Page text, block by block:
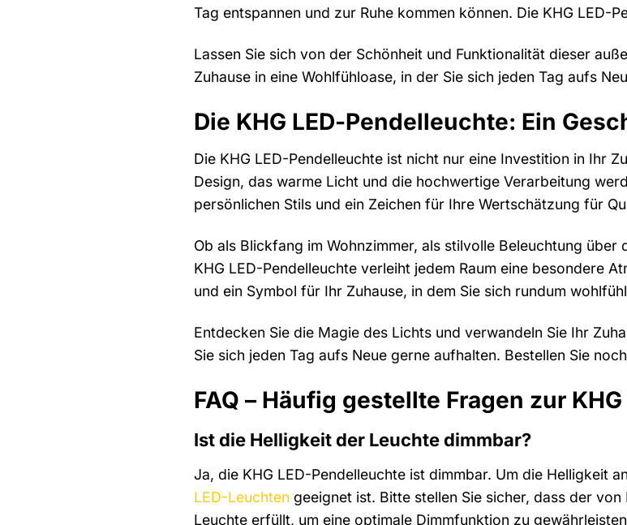
Tag entspannen und zur Ruhe kommen können. Die KHG
Lassen Sie sich von der Schönheit und Funktionalität dieser
Zuhause in eine Wohlfühloase, in der Sie sich jeden Tag aufs
Die KHG LED-Pendelleuchte: Ein
Die KHG LED-Pendelleuchte ist nicht nur eine Investition in Ihr
Design, das warme Licht und die hochwertige Verarbeitung
persönlichen Stils und ein Zeichen für Ihre Wertschätzung für
Ob als Blickfang im Wohnzimmer, als stilvolle Beleuchtung
KHG LED-Pendelleuchte verleiht jedem Raum eine besondere
und ein Symbol für Ihr Zuhause, in dem Sie sich rundum
Entdecken Sie die Magie des Lichts und verwandeln Sie Ihr
Sie sich jeden Tag aufs Neue gerne aufhalten. Bestellen Sie
FAQ – Häufig gestellte Fragen zur
Ist die Helligkeit der Leuchte dimmbar?
Ja, die KHG LED-Pendelleuchte ist dimmbar. Um die Helligkeit
LED-Leuchten geeignet ist. Bitte stellen Sie sicher, dass der
Leuchte erfüllt, um eine optimale Dimmfunktion zu